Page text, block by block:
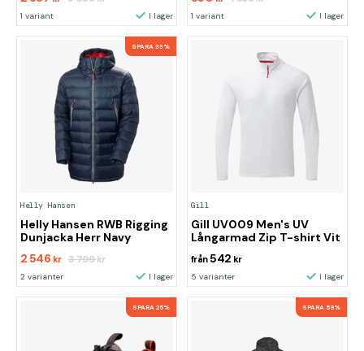
1 variant I lager 1 variant I lager
SPARA 33%
Helly Hansen
Helly Hansen RWB Rigging
Dunjacka Herr Navy
2 546 kr 3 799kr
2 varianter I lager
Gill
Gill UV009 Men's UV
Långarmad Zip T-shirt Vit
från542 kr
5 varianter I lager
SPARA 25% SPARA 59%